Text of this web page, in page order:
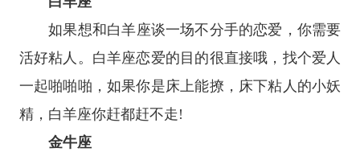
如果想和白羊座谈一场不分手的恋爱，你需要
活好粘人。白羊座恋爱的目的很直接哦，找个爱人
一起啪啪啪，如果你是床上能撩，床下粘人的小妖
精，白羊座你赶都赶不走!
金牛座